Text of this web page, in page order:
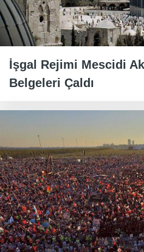
İşgal Rejimi Mescidi
Belgeleri Çaldı